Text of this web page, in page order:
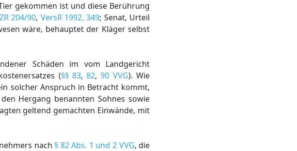
gekommen ist und diese Berührung
204/90, VersR 1992, 349; Senat, Urteil
wäre, behauptet der Kläger selbst
Schäden im vom Landgericht
(§§ 83,82,90 VVG). Wie
solcher Anspruch in Betracht kommt,
Hergang benannten Sohnes sowie
geltend gemachten Einwände, mit
nach § 82 Abs. 1 und 2 VVG, die